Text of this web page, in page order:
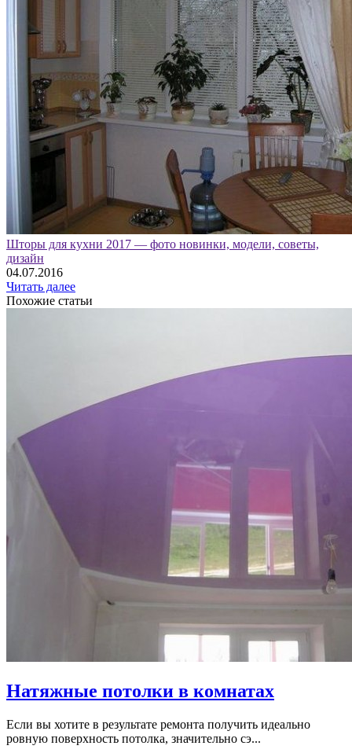
Шторы для кухни 2017 — фото новинки, модели, советы,
дизайн
04.07.2016
Читать далее
Похожие статьи
Натяжные потолки в комнатах
Если вы хотите в результате ремонта получить идеально
ровную поверхность потолка, значительно сэ...